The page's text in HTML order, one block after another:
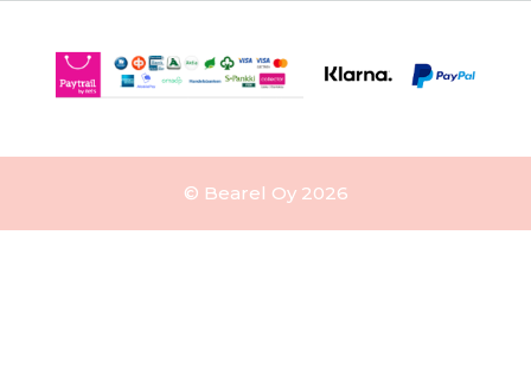
© Bearel Oy 2026